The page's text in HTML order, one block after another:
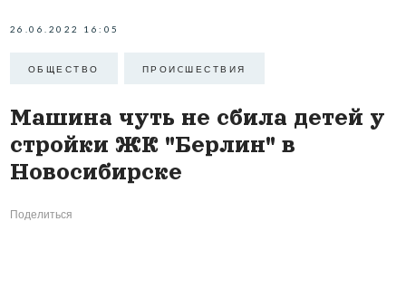
26.06.2022 16:05
ОБЩЕСТВО ПРОИCШЕСТВИЯ
Машина чуть не сбила детей у
стройки ЖК "Берлин" в
Новосибирске
Поделиться